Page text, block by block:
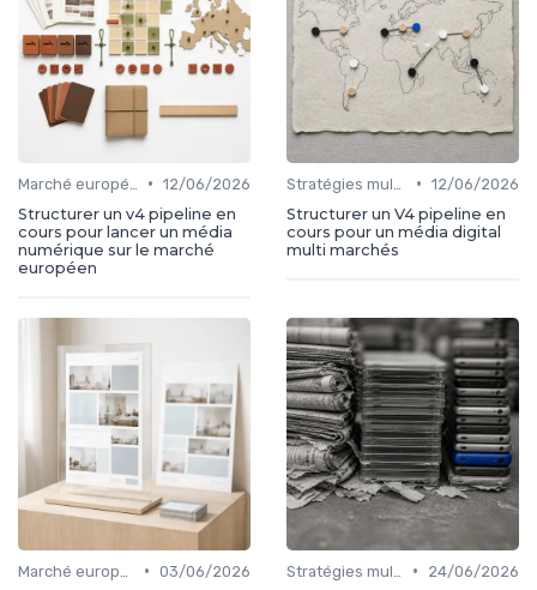
• 12/06/2026
Structurer un v4 pipeline en
cours pour lancer un média
numérique sur le marché
européen
• 12/06/2026
Structurer un V4 pipeline en
cours pour un média digital
multi marchés
• 03/06/2026
•
24/06/2026